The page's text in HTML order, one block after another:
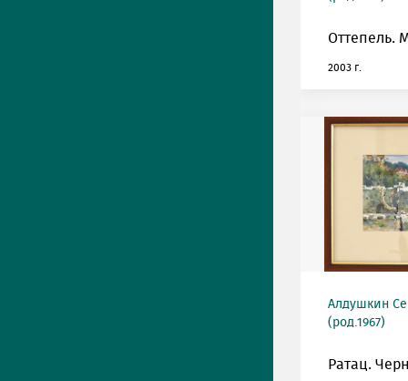
Оттепель.
2003 г.
Алдушкин
(род.1967)
Ратац.